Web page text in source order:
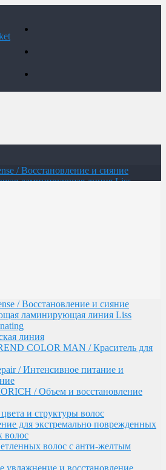
/ Восстановление и сияние
ламинирующая линия Liss
COLOR MAN / Краситель для
/ Интенсивное питание и
/ Объем и восстановление
для экстремально поврежденных
волос
волос с анти-желтым
увлажнение и восстановление
сильно поврежденных
безжизненных и ломких волос и
кожи головы
линия
волос с системой ANTI AGE
/ Перманентный крем-краситель
оттенков)
/ Developer
/ Полуперманентный
тонирования волос (41 оттенок)
/ Обесцвечивающие средства для
/ Восстановление и сияние
ламинирующая линия Liss
линия
COLOR MAN / Краситель для
/ Интенсивное питание и
/ Объем и восстановление
и структуры волос
для экстремально поврежденных
волос
волос с анти-желтым
увлажнение и восстановление